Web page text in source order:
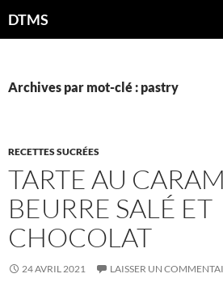
auDTMS
Archives par mot-clé : pastry
RECETTES SUCRÉES
TARTE AU
BEURRE SALÉ ET
CHOCOLAT
24 AVRIL 2021 LAISSER UN